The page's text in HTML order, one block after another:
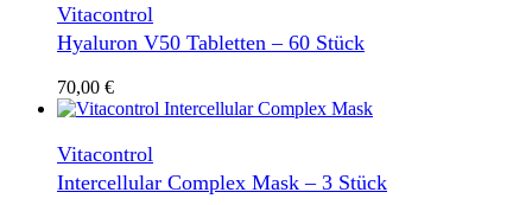
Vitacontrol
Hyaluron V50 Tabletten – 60 Stück
70,00 €
Vitacontrol
Intercellular Complex Mask – 3 Stück